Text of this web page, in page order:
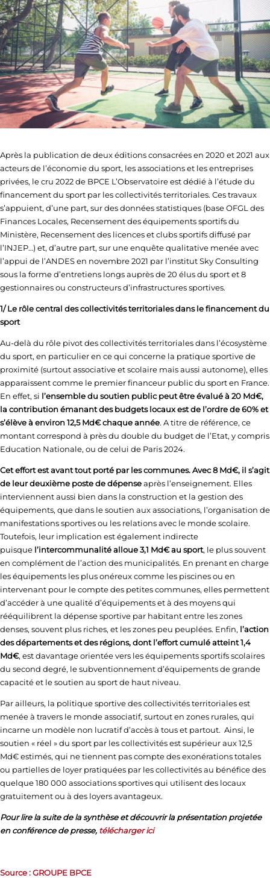
Après la publication de deux éditions consacrées en 2020 et 2021 aux
acteurs de l’économie du sport, les associations et les entreprises
privées, le cru 2022 de BPCE L’Observatoire est dédié à l’étude du
financement du sport par les collectivités territoriales. Ces travaux
s’appuient, d’une part, sur des données statistiques (base OFGL des
Finances Locales, Recensement des équipements sportifs du
Ministère, Recensement des licences et clubs sportifs diffusé par
l’INJEP…) et, d’autre part, sur une enquête qualitative menée avec
l’appui de l’ANDES en novembre 2021 par l’institut Sky Consulting
sous la forme d’entretiens longs auprès de 20 élus du sport et 8
gestionnaires ou constructeurs d’infrastructures sportives.
1/ Le rôle central des collectivités territoriales dans le financement du
sport
Au-delà du rôle pivot des collectivités territoriales dans l’écosystème
du sport, en particulier en ce qui concerne la pratique sportive de
proximité (surtout associative et scolaire mais aussi autonome), elles
apparaissent comme le premier financeur public du sport en France.
En effet, si l’ensemble du soutien public peut être évalué à 20 Md€,
la contribution émanant des budgets locaux est de l’ordre de 60% et
s’élève à environ 12,5 Md€ chaque année. A titre de référence, ce
montant correspond à près du double du budget de l’Etat, y compris
Education Nationale, ou de celui de Paris 2024.
Cet effort est avant tout porté par les communes. Avec 8 Md€, il s’agit
de leur deuxième poste de dépenseaprès l’enseignement. Elles
interviennent aussi bien dans la construction et la gestion des
équipements, que dans le soutien aux associations, l’organisation de
manifestations sportives ou les relations avec le monde scolaire.
Toutefois, leur implication est également indirecte
puisque l’intercommunalitéalloue 3,1 Md€ au sport, le plus souvent
en complément de l’action des municipalités. En prenant en charge
les équipements les plus onéreux comme les piscines ou en
intervenant pour le compte des petites communes, elles permettent
d’accéder à une qualité d’équipements et à des moyens qui
rééquilibrent la dépense sportive par habitant entre les zones
denses, souvent plus riches, et les zones peu peuplées. Enfin, l’action
des départements et des régions, dont l’effort cumulé atteint 1,4
Md€, est davantage orientée vers les équipements sportifs scolaires
du second degré, le subventionnement d’équipements de grande
capacité et le soutien au sport de haut niveau.
Par ailleurs, la politique sportive des collectivités territoriales est
menée à travers le monde associatif, surtout en zones rurales, qui
incarne un modèle non lucratif d’accès à tous et partout. Ainsi, le
soutien « réel » du sport par les collectivités est supérieur aux 12,5
Md€ estimés, qui ne tiennent pas compte des exonérations totales
ou partielles de loyer pratiquées par les collectivités au bénéfice des
quelque 180 000 associations sportives qui utilisent des locaux
gratuitement ou à des loyers avantageux.
Pour lire la suite de la synthèse et découvrir la présentation projetée
en conférence de presse, télécharger ici
Source : GROUPE BPCE